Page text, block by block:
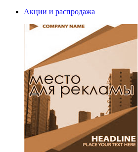
Акции и распродажа